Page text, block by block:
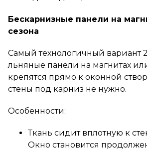
Бескарнизные панели на
сезона
Самый технологичный вариант
льняные панели на магнитах
крепятся прямо к оконной
стены под карниз не нужно.
Особенности:
Ткань сидит вплотную к
Окно становится